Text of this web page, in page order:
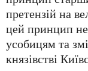
претензій на
цей принцип
усобицям та
князівстві